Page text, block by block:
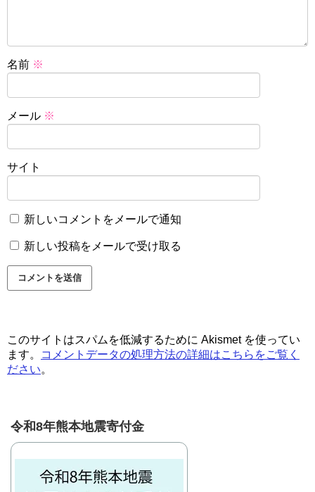
名前 ※
メール ※
サイト
新しいコメントをメールで通知
新しい投稿をメールで受け取る
このサイトはスパムを低減するために Akismet を使ってい
ます。
コメントデータの処理方法の詳細はこちらをご覧く
ださい。
令和8年熊本地震寄付金